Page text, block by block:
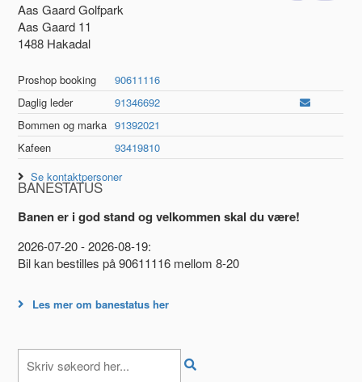
Aas Gaard Golfpark
Aas Gaard 11
1488 Hakadal
Proshop booking
90611116
Daglig leder
91346692
Bommen og marka 91392021
Kafeen
93419810
Se kontaktpersoner
BANESTATUS
Banen er i god stand og velkommen skal du være!
2026-07-20 - 2026-08-19:
Bil kan bestilles på 90611116 mellom 8-20
Les mer om banestatus her